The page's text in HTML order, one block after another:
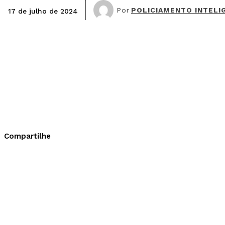
17 de julho de 2024 Por POLICIAMENTO
Compartilhe